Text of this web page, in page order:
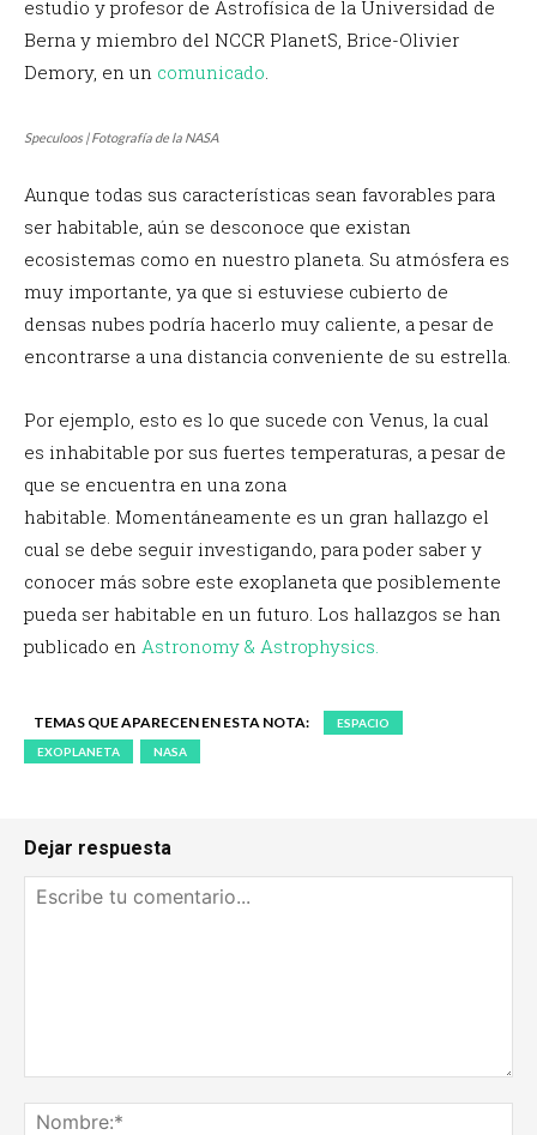
estudio y profesor de Astrofísica de la Universidad de
Berna y miembro del NCCR PlanetS, Brice-Olivier
Demory, en un comunicado
Speculoos | Fotografía de la NASA
Aunque todas sus características sean favorables para
ser habitable, aún se desconoce que existan
ecosistemas como en nuestro planeta. Su atmósfera es
muy importante, ya que si estuviese cubierto de
densas nubes podría hacerlo muy caliente, a pesar de
encontrarse a una distancia conveniente de su estrella.
Por ejemplo, esto es lo que sucede con Venus, la cual
es inhabitable por sus fuertes temperaturas, a pesar de
que se encuentra en una zona
habitable. Momentáneamente es un gran hallazgo el
cual se debe seguir investigando, para poder saber y
conocer más sobre este exoplaneta que posiblemente
pueda ser habitable en un futuro. Los hallazgos se han
publicado en Astronomy & Astrophysics.
TEMAS QUE APARECEN EN ESTA NOTA:
ESPACIO
EXOPLANETA
NASA
Dejar respuesta
tu